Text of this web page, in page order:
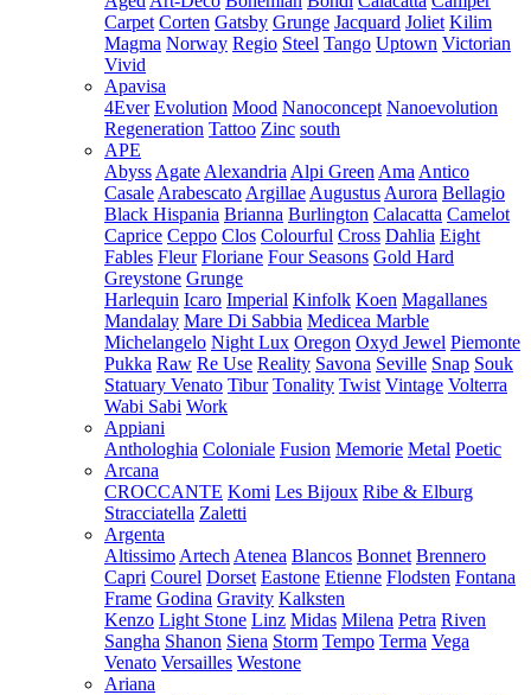
Carpet Corten Gatsby Grunge Jacquard Joliet Kilim
Magma Norway Regio Steel Tango Uptown Victorian
Vivid
Apavisa
4Ever Evolution Mood Nanoconcept Nanoevolution
Regeneration Tattoo Zinc south
APE
Abyss Agate Alexandria Alpi Green Ama Antico
Casale Arabescato Argillae Augustus Aurora Bellagio
Black Hispania Brianna Burlington Calacatta Camelot
Caprice Ceppo Clos Colourful Cross Dahlia Eight
Fables Fleur Floriane Four Seasons Gold Hard
Greystone Grunge
Harlequin Icaro Imperial Kinfolk Koen Magallanes
Mandalay Mare Di Sabbia Medicea Marble
Michelangelo Night Lux Oregon Oxyd Jewel Piemonte
Pukka Raw Re Use Reality Savona Seville Snap Souk
Statuary Venato Tibur Tonality Twist Vintage Volterra
Wabi Sabi Work
Appiani
Anthologhia Coloniale Fusion Memorie Metal Poetic
Arcana
CROCCANTE Komi Les Bijoux Ribe & Elburg
Stracciatella Zaletti
Argenta
Altissimo Artech Atenea Blancos Bonnet Brennero
Capri Courel Dorset Eastone Etienne Flodsten Fontana
Frame Godina Gravity Kalksten
Kenzo Light Stone Linz Midas Milena Petra Riven
Sangha Shanon Siena Storm Tempo Terma Vega
Venato Versailles Westone
Ariana